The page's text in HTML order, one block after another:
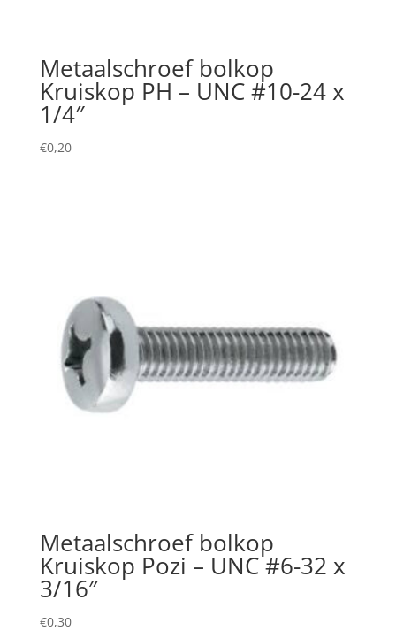
Metaalschroef bolkop
Kruiskop PH – UNC #10-24 x
1/4″
€0,20
Metaalschroef bolkop
Kruiskop Pozi – UNC #6-32 x
3/16″
€0,30